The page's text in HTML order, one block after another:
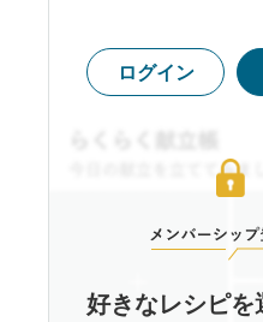
ログイン
好きなレシピを